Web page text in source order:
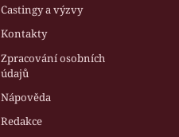
Castingy a výzvy
Kontakty
Zpracování osobních
údajů
Nápověda
Redakce